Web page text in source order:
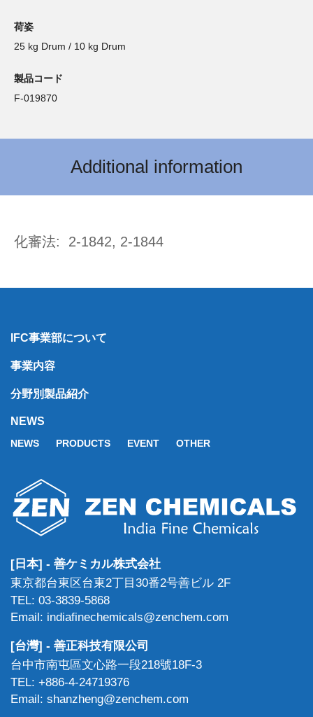
荷姿
25 kg Drum / 10 kg Drum
製品コード
F-019870
Additional information
化審法: 2-1842, 2-1844
IFC事業部について
事業内容
分野別製品紹介
NEWS
NEWS PRODUCTS EVENT OTHER
[日本] - 善ケミカル株式会社
東京都台東区台東2丁目30番2号善ビル 2F
TEL: 03-3839-5868
Email: indiafinechemicals@zenchem.com
[台灣] - 善正科技有限公司
台中市南屯區文心路一段218號18F-3
TEL: +886-4-24719376
Email: shanzheng@zenchem.com